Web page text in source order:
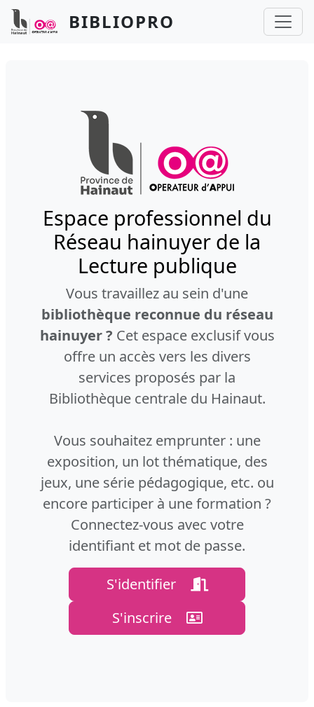
Panneau de gestion des cookies
Aller au contenu principal
BIBLIOPRO
Espace professionnel du
Réseau hainuyer de la
Lecture publique
Vous travaillez au sein d'une
bibliothèque reconnue du réseau
hainuyer ? Cet espace exclusif vous
offre un accès vers les divers
services proposés par la
Bibliothèque centrale du Hainaut.
Vous souhaitez emprunter : une
exposition, un lot thématique, des
jeux, une série pédagogique, etc. ou
encore participer à une formation ?
Connectez-vous avec votre
identifiant et mot de passe.
S'identifier
S'inscrire